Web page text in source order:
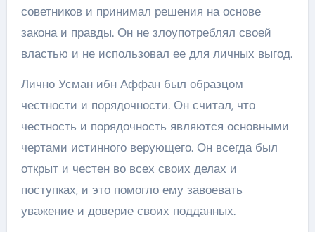
советников и принимал решения на основе
закона и правды. Он не злоупотреблял своей
властью и не использовал ее для личных выгод.
Лично Усман ибн Аффан был образцом
честности и порядочности. Он считал, что
честность и порядочность являются основными
чертами истинного верующего. Он всегда был
открыт и честен во всех своих делах и
поступках, и это помогло ему завоевать
уважение и доверие своих подданных.